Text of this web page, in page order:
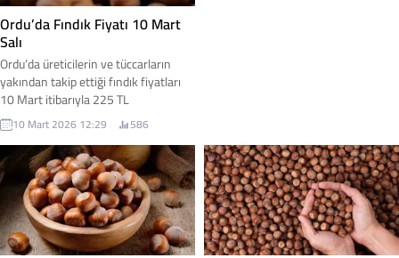
çevresinde fiyatların daha yüksek
seviyelerde seyrettiği görülüyor. 12
Mart 2026 fındık fiyatları
Ordu’da Fındık Fiyatı 10 Mart
Salı
Ordu’da üreticilerin ve tüccarların
yakından takip ettiği fındık fiyatları
10 Mart itibarıyla 225 TL
seviyelerinde işlem görmeye devam
ediyor. Serbest piyasada 50
randıman kabuklu fındık ortalama
225 TL civarında alıcı buluyor.
10 Mart 2026 12:29 586